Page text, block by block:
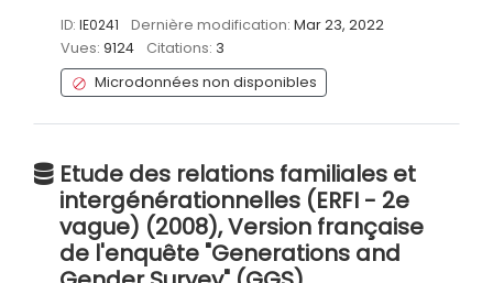
ID: IE0241 Dernière modification: Mar 23, 2022
Vues: 9124 Citations: 3
Microdonnées non disponibles
Etude des relations familiales et
intergénérationnelles (ERFI - 2e
vague) (2008), Version française
de l'enquête "Generations and